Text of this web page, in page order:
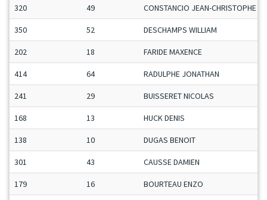
320 49 CONSTANCIO JEAN-CHRISTOPHE
350 52 DESCHAMPS WILLIAM
202 18 FARIDE MAXENCE
414 64 RADULPHE JONATHAN
241 29 BUISSERET NICOLAS
168 13 HUCK DENIS
138 10 DUGAS BENOIT
301 43 CAUSSE DAMIEN
179 16 BOURTEAU ENZO